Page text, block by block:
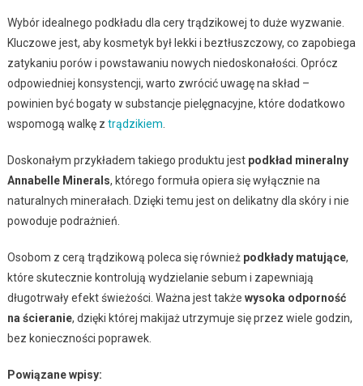
Wybór idealnego podkładu dla cery trądzikowej to duże wyzwanie.
Kluczowe jest, aby kosmetyk był lekki i beztłuszczowy, co zapobiega
zatykaniu porów i powstawaniu nowych niedoskonałości. Oprócz
odpowiedniej konsystencji, warto zwrócić uwagę na skład –
powinien być bogaty w substancje pielęgnacyjne, które dodatkowo
wspomogą walkę z trądzikiem
Doskonałym przykładem takiego produktu jest podkład mineralny
Annabelle Minerals, którego formuła opiera się wyłącznie na
naturalnych minerałach. Dzięki temu jest on delikatny dla skóry i nie
powoduje podrażnień.
Osobom z cerą trądzikową poleca się również podkłady matujące,
które skutecznie kontrolują wydzielanie sebum i zapewniają
długotrwały efekt świeżości. Ważna jest także wysoka odporność
na ścieranie, dzięki której makijaż utrzymuje się przez wiele godzin,
bez konieczności poprawek.
Powiązane wpisy: